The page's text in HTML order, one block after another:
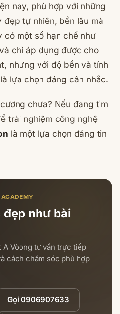
nay, phù hợp với những
đẹp tự nhiên, bền lâu mà
có một số hạn chế như
chỉ áp dụng được cho
nhưng với độ bền và tính
lựa chọn đáng cân nhắc.
chưa? Nếu đang tìm
trải nghiệm công nghệ
là một lựa chọn đáng tin
như bài
Vòong tư vấn trực tiếp
cách chăm sóc phù hợp
Gọi 0906907633